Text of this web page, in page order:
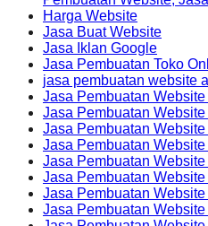
Harga Website
Jasa Buat Website
Jasa Iklan Google
Jasa Pembuatan Toko
jasa pembuatan website
Jasa Pembuatan
Jasa Pembuatan
Jasa Pembuatan
Jasa Pembuatan
Jasa Pembuatan
Jasa Pembuatan Website
Jasa Pembuatan
Jasa Pembuatan Website